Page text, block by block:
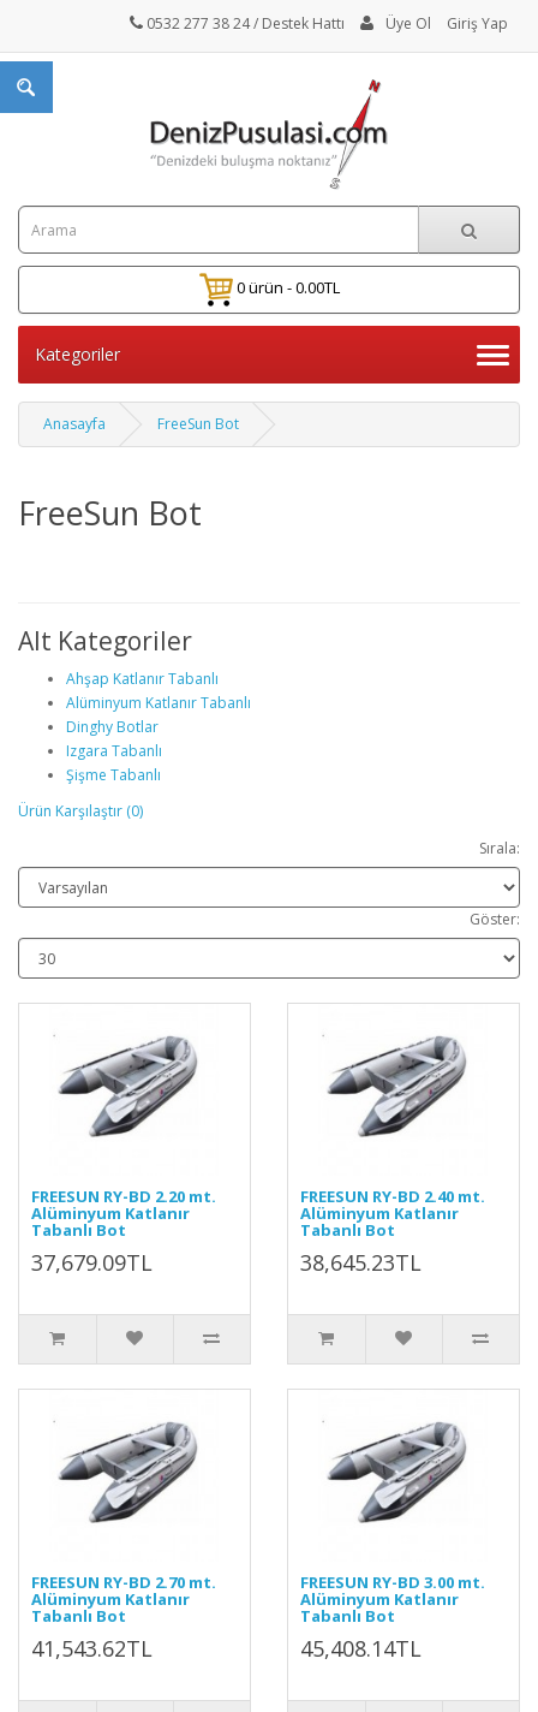
0532 277 38 24/ Destek Hattı Üye Ol Giriş Yap
0 ürün - 0.00TL
Kategoriler
Anasayfa FreeSun Bot
FreeSun Bot
Alt Kategoriler
Ahşap Katlanır Tabanlı
Alüminyum Katlanır Tabanlı
Dinghy Botlar
Izgara Tabanlı
Şişme Tabanlı
Ürün Karşılaştır (0)
Sırala:
Göster:
FREESUN RY-BD 2.20 mt.
Alüminyum Katlanır
Tabanlı Bot
37,679.09TL
FREESUN RY-BD 2.40 mt.
Alüminyum Katlanır
Tabanlı Bot
38,645.23TL
FREESUN RY-BD 2.70 mt.
Alüminyum Katlanır
Tabanlı Bot
41,543.62TL
FREESUN RY-BD 3.00 mt.
Alüminyum Katlanır
Tabanlı Bot
45,408.14TL